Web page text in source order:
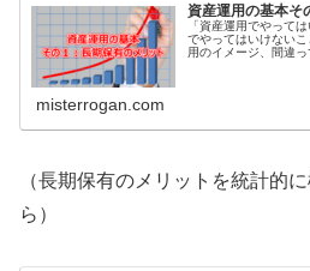
資産運用の基本そ
「資産運用でやって
でやってはいけない
用のイメージ、間違
misterrogan.com
（長期保有のメリットを統計的
ら）